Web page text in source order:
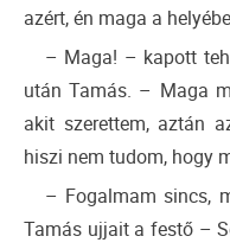
azért, én maga a
– Maga! – kapott
után Tamás. – Maga
akit szerettem, aztán
hiszi nem tudom, hogy
– Fogalmam sincs,
Tamás ujjait a festő –